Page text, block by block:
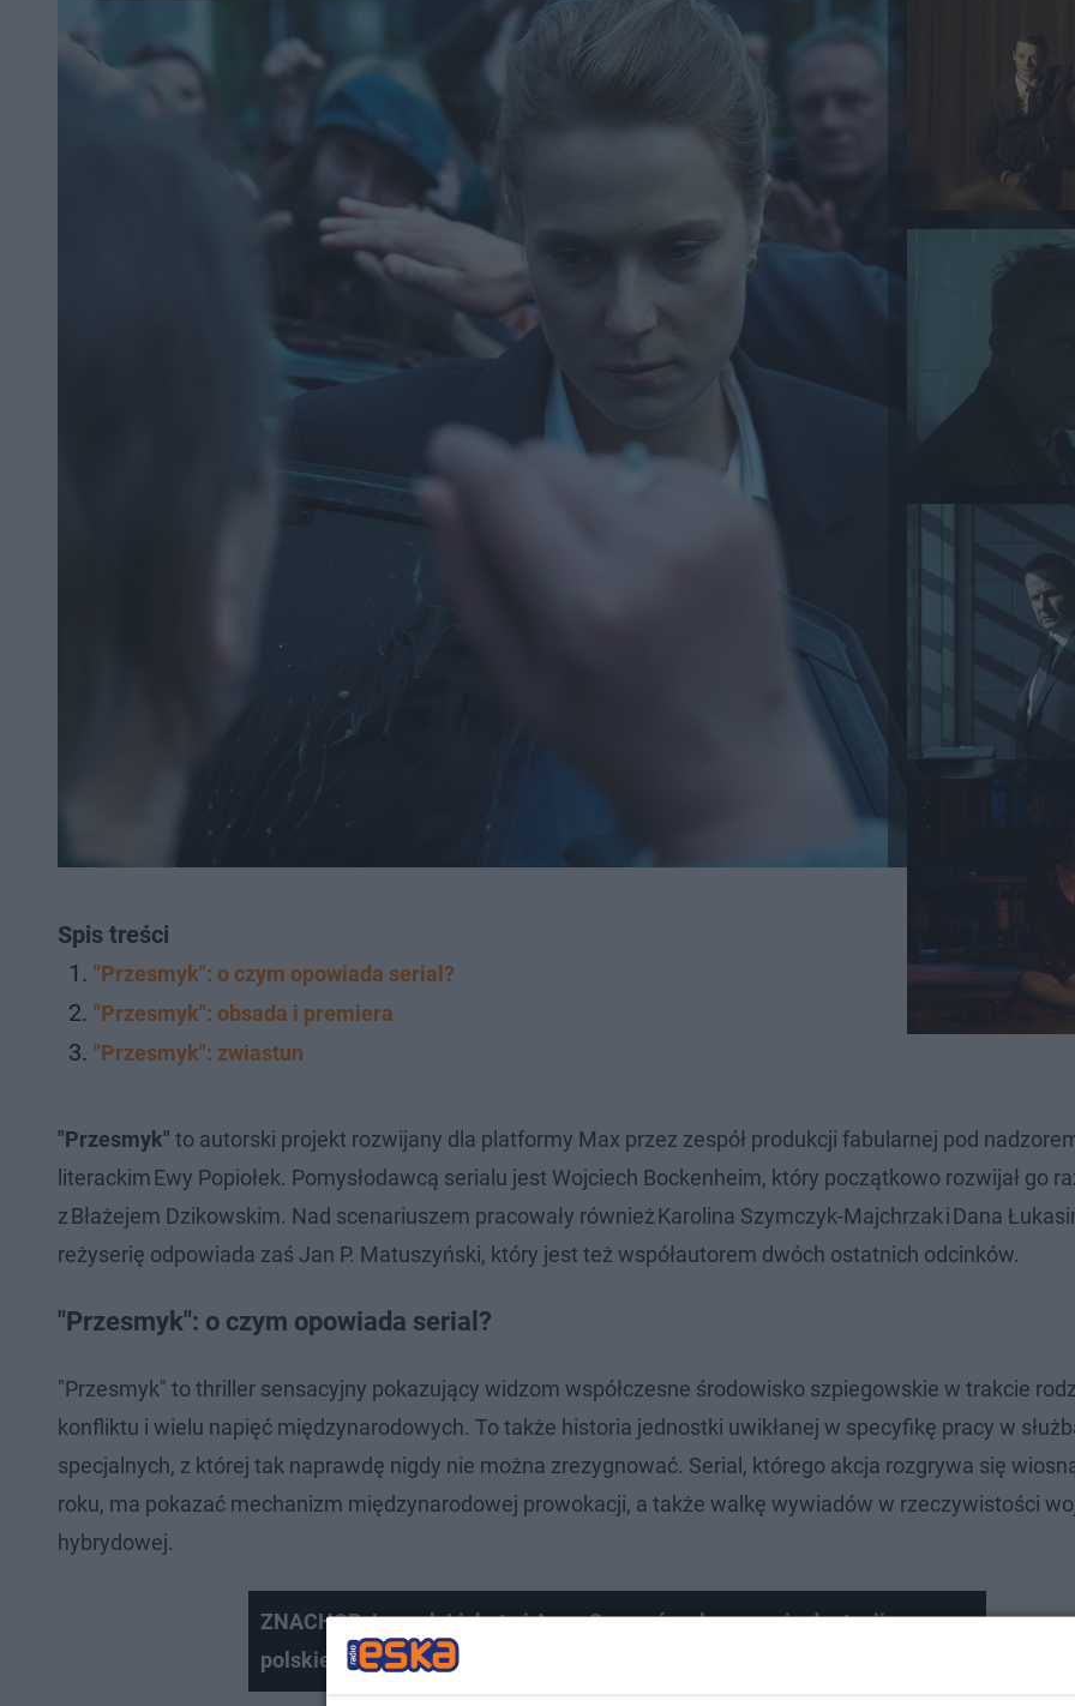
Spis treści
"Przesmyk": o czym opowiada serial?
"Przesmyk": obsada i premiera
"Przesmyk": zwiastun
"Przesmyk" to autorski projekt rozwijany dla platformy Max przez zespół produkcji fabularnej pod
literackim Ewy Popiołek. Pomysłodawcą serialu jest Wojciech Bockenheim, który początkowo rozwijał go
z Błażejem Dzikowskim. Nad scenariuszem pracowały również Karolina Szymczyk-Majchrzak i Dana
reżyserię odpowiada zaś Jan P. Matuszyński, który jest też współautorem dwóch ostatnich odcinków.
"Przesmyk": o czym opowiada serial?
"Przesmyk" to thriller sensacyjny pokazujący widzom współczesne środowisko szpiegowskie w trakcie
konfliktu i wielu napięć międzynarodowych. To także historia jednostki uwikłanej w specyfikę pracy w
specjalnych, z której tak naprawdę nigdy nie można zrezygnować. Serial, którego akcja rozgrywa się
roku, ma pokazać mechanizm międzynarodowej prowokacji, a także walkę wywiadów w rzeczywistości
hybrydowej.
ZNACHOR: Leszek Lichota i Anna Szymańczyk o nowej adaptacji
polskiego klasyka